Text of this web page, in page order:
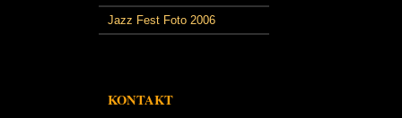
Jazz Fest Foto 2006
KONTAKT